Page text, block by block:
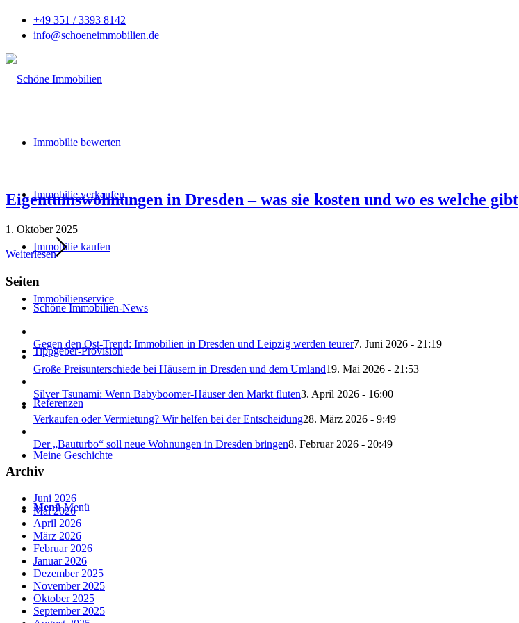
+49 351 / 3393 8142
info@schoeneimmobilien.de
Immobilie bewerten
Immobilie verkaufen
Immobilie kaufen
Immobilienservice
Tippgeber-Provision
Referenzen
Meine Geschichte
Menü Menü
Eigentumswohnungen in Dresden – was sie kosten und wo es welche gibt
1. Oktober 2025
Weiterlesen
Seiten
Schöne Immobilien-News
Gegen den Ost-Trend: Immobilien in Dresden und Leipzig werden teurer7. Juni 2026 - 21:19
Große Preisunterschiede bei Häusern in Dresden und dem Umland19. Mai 2026 - 21:53
Silver Tsunami: Wenn Babyboomer-Häuser den Markt fluten3. April 2026 - 16:00
Verkaufen oder Vermietung? Wir helfen bei der Entscheidung28. März 2026 - 9:49
Der „Bauturbo“ soll neue Wohnungen in Dresden bringen8. Februar 2026 - 20:49
Archiv
Juni 2026
Mai 2026
April 2026
März 2026
Februar 2026
Januar 2026
Dezember 2025
November 2025
Oktober 2025
September 2025